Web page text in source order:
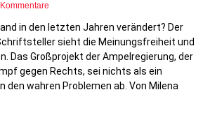
in den letzten Jahren verändert? Der
sieht die Meinungsfreiheit und
Das Großprojekt der Ampelregierung, der
gegen Rechts, sei nichts als ein
den wahren Problemen ab. Von Milena